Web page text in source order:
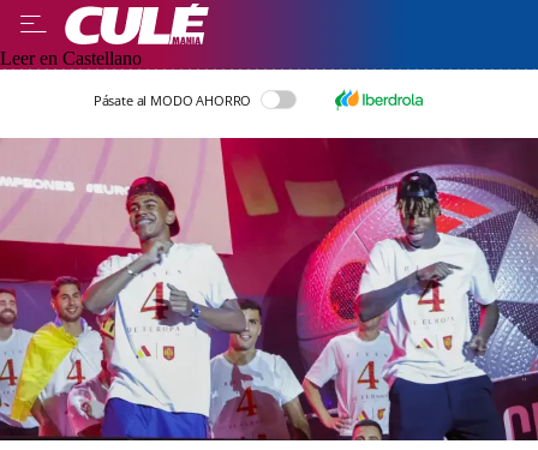
Leer en Castellano
Pásate al MODO AHORRO